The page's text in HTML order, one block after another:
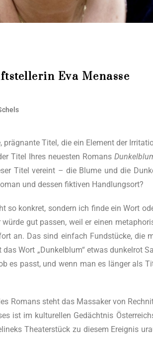
Eva Menasse
prä­gnan­te Titel, die ein Ele­ment der
Titel Ihres neu­es­ten Romans
Titel ver­eint – die Blu­me und die
und des­sen fik­ti­ven Handlungsort?
so kon­kret, son­dern ich fin­de ein Wort
gut pas­sen, weil er einen
an. Das sind ein­fach Fundstücke, die
Wort „Dun­kel­blum“ etwas dun­kel­rot
es passt, und wenn man es länger als
Romans steht das Mas­sa­ker von
ist im kul­tu­rel­len Gedächtnis
Theaterstück zu die­sem Ereig­nis